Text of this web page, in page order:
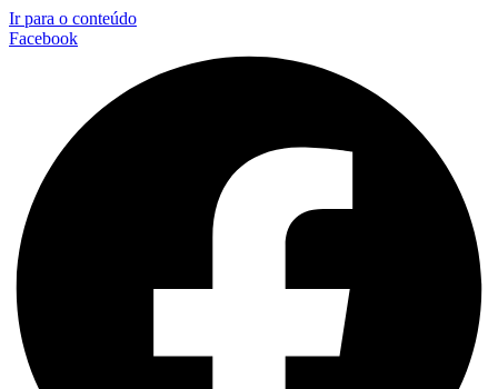
Ir para o conteúdo
Facebook